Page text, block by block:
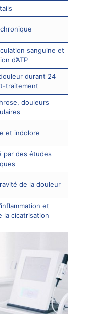
sanguine et
d’ATP
durant 24
traitement
douleurs
et indolore
par des études
de la douleur
et
la cicatrisation